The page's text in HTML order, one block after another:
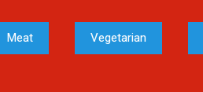
Meat Vegetarian